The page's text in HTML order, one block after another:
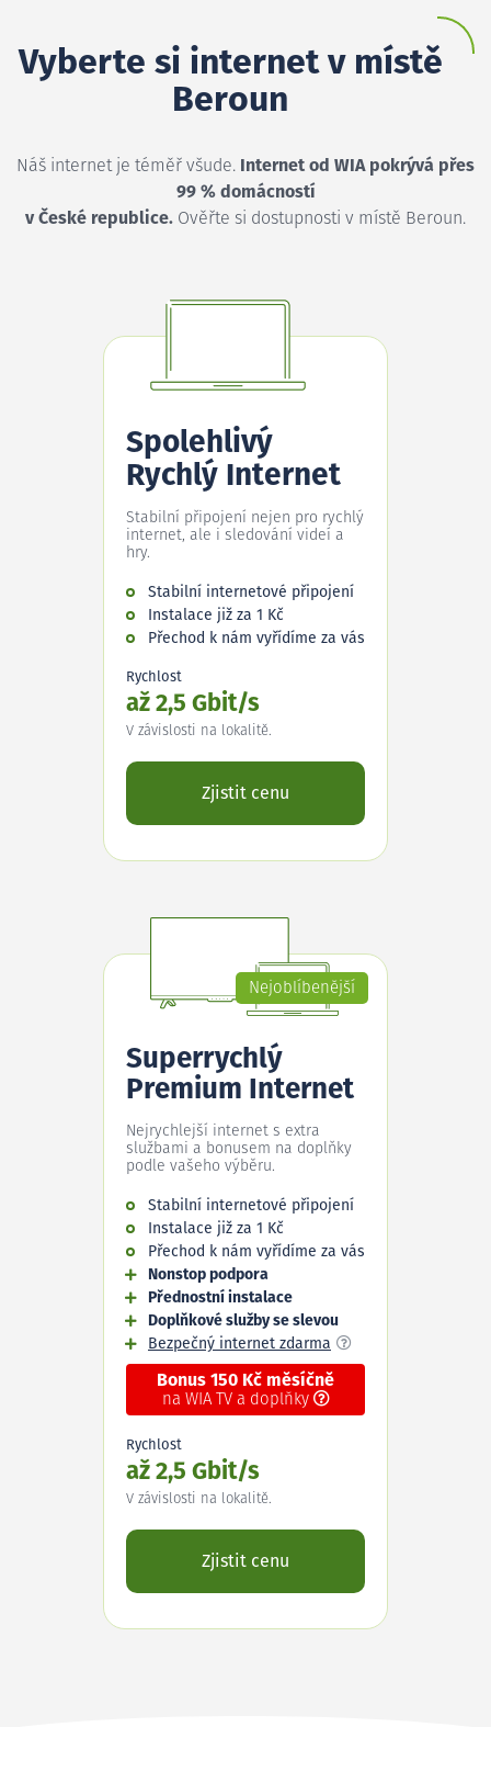
Vyberte si internet v místě
Beroun
Náš internet je téměř všude. Internet od WIA pokrývá přes
99 % domácností
v České republice. Ověřte si dostupnosti v místě Beroun.
Spolehlivý
Rychlý Internet
Stabilní připojení nejen pro rychlý
internet, ale i sledování videí a
hry.
Stabilní internetové připojení
Instalace již za 1 Kč
Přechod k nám vyřídíme za vás
Rychlost
až 2,5 Gbit/s
V závislosti na lokalitě.
Zjistit cenu
Nejoblíbenější
Superrychlý
Premium Internet
Nejrychlejší internet s extra
službami a bonusem na doplňky
podle vašeho výběru.
Stabilní internetové připojení
Instalace již za 1 Kč
Přechod k nám vyřídíme za vás
Nonstop podpora
Přednostní instalace
Doplňkové služby se slevou
Bezpečný internet zdarma
Bonus 150 Kč měsíčně
na WIA TV a doplňky
Rychlost
až 2,5 Gbit/s
V závislosti na lokalitě.
Zjistit cenu